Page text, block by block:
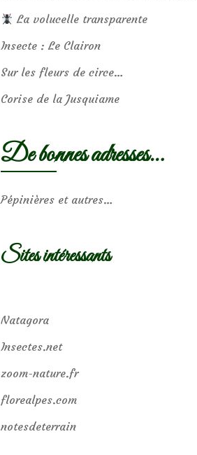
La volucelle transparente
Insecte : Le Clairon
Sur les fleurs de circe…
Corise de la Jusquiame
De bonnes adresses…
Pépinières et autres…
Sites intéressants
Natagora
Insectes.net
zoom-nature.fr
florealpes.com
notesdeterrain